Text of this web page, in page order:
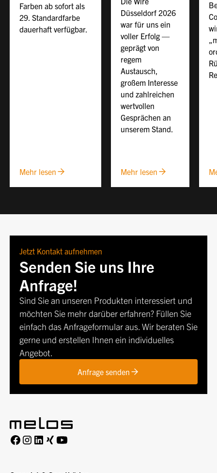
Farben ab sofort als
29. Standardfarbe
dauerhaft verfügbar.
Mehr lesen
Düsseldorf 2026
war für uns ein
voller Erfolg —
geprägt von
regem
Austausch,
großem Interesse
und zahlreichen
wertvollen
Gesprächen an
unserem Stand.
Mehr lesen
Jetzt Kontakt aufnehmen
Senden Sie uns Ihre
Anfrage!
Sind Sie an unseren Produkten interessiert und
möchten Sie mehr darüber erfahren? Füllen Sie
einfach das Anfrageformular aus. Wir beraten Sie
gerne und erstellen Ihnen ein individuelles
Angebot.
Anfrage senden